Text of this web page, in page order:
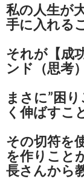
私の人生が
手に入れる
それが【成
ンド（思考
まさに”困
く伸ばすこ
その切符を
を作りこと
長さんから